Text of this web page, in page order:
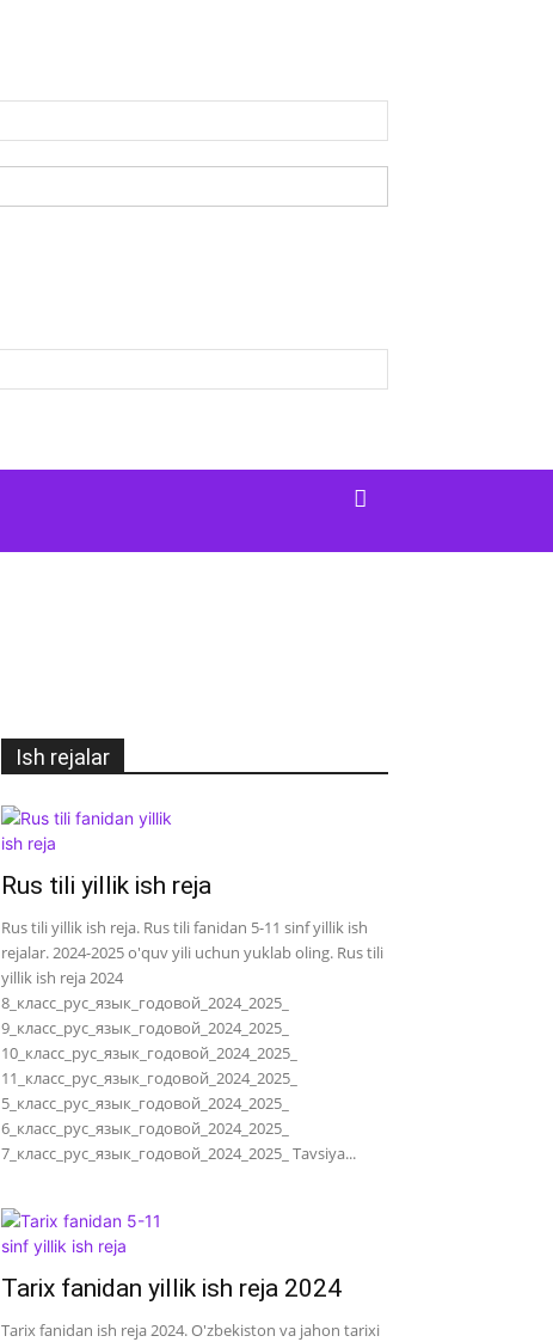
Ish rejalar
Rus tili yillik ish reja
Rus tili yillik ish reja. Rus tili fanidan 5-11 sinf yillik ish
rejalar. 2024-2025 o'quv yili uchun yuklab oling. Rus tili
yillik ish reja 2024
8_класс_рус_язык_годовой_2024_2025_
9_класс_рус_язык_годовой_2024_2025_
10_класс_рус_язык_годовой_2024_2025_
11_класс_рус_язык_годовой_2024_2025_
5_класс_рус_язык_годовой_2024_2025_
6_класс_рус_язык_годовой_2024_2025_
7_класс_рус_язык_годовой_2024_2025_ Tavsiya...
Tarix fanidan yillik ish reja 2024
Tarix fanidan ish reja 2024. O'zbekiston va jahon tarixi